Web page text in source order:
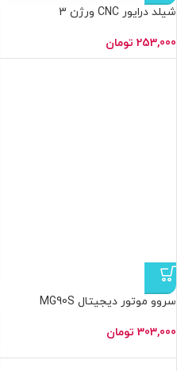
شیلد درایور CNC ورژن 3
253,000 تومان
سروو موتور دیجیتال MG90S
303,000 تومان